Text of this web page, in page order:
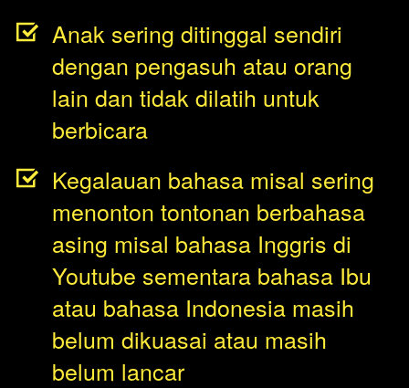
Anak sering ditinggal sendiri
dengan pengasuh atau orang
lain dan tidak dilatih untuk
berbicara
Kegalauan bahasa misal sering
menonton tontonan berbahasa
asing misal bahasa Inggris di
Youtube sementara bahasa Ibu
atau bahasa Indonesia masih
belum dikuasai atau masih
belum lancar